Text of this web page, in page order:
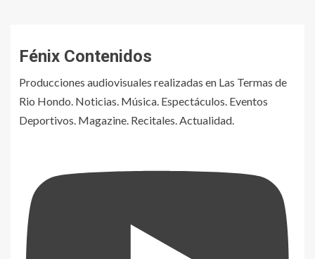
Fénix Contenidos
Producciones audiovisuales realizadas en Las Termas de
Rio Hondo. Noticias. Música. Espectáculos. Eventos
Deportivos. Magazine. Recitales. Actualidad.